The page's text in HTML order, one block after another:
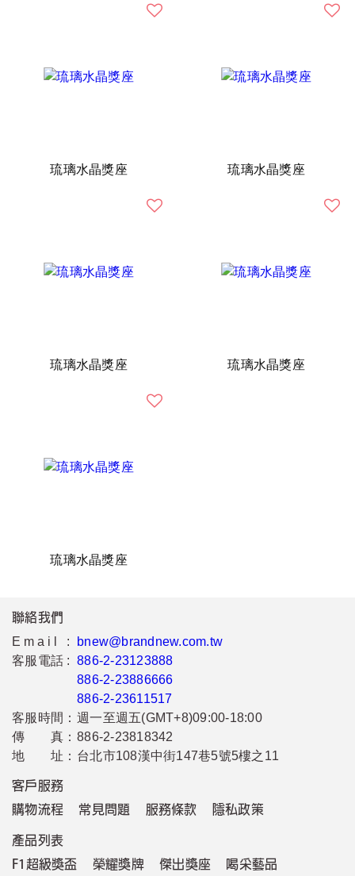
琉璃水晶獎座 琉璃水晶獎座
琉璃水晶獎座 琉璃水晶獎座
琉璃水晶獎座
聯絡我們
Email :
bnew@brandnew.com.tw
客服電話 : 886-2-23123888
886-2-23886666
886-2-23611517
客服時間： 週一至週五(GMT+8)09:00-18:00
傳 真： 886-2-23818342
地 址： 台北市108漢中街147巷5號5樓之11
客戶服務
購物流程
常見問題 服務條款 隱私政策
產品列表
F1超級獎盃
榮耀獎牌 傑出獎座 喝采藝品